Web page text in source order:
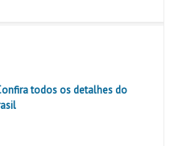
todos os detalhes do